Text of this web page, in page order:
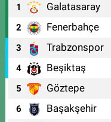
1 Galatasaray
2 Fenerbahçe
3 Trabzonspor
4 Beşiktaş
5 Göztepe
6 Başakşehir